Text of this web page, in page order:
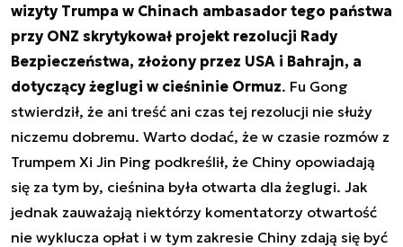
wizyty Trumpa w Chinach ambasador tego państwa
przy ONZ skrytykował projekt rezolucji Rady
Bezpieczeństwa, złożony przez USA i Bahrajn, a
dotyczący żeglugi w cieśninie Ormuz. Fu Gong
stwierdził, że ani treść ani czas tej rezolucji nie służy
niczemu dobremu. Warto dodać, że w czasie rozmów z
Trumpem Xi Jin Ping podkreślił, że Chiny opowiadają
się za tym by, cieśnina była otwarta dla żeglugi. Jak
jednak zauważają niektórzy komentatorzy otwartość
nie wyklucza opłat i w tym zakresie Chiny zdają się być